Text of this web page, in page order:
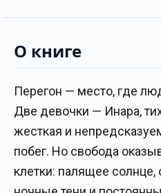
О книге
Перегон — место, где
Две девочки — Инара,
жесткая и
побег. Но свобода
клетки: палящее солнце,